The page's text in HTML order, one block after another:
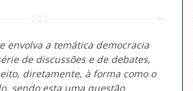
envolva a temática democracia
de discussões e de debates,
diretamente, à forma como o
sendo esta uma questão